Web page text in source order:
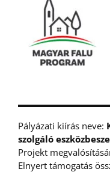
Pályázati kiírás neve:
szolgáló
Projekt
Elnyert támogatás